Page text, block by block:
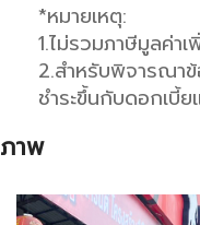
*หมายเหตุ:
1.ไม่รวมภาษีมูลค่า
2.สำหรับพิจารณา
ชำระขึ้นกับดอกเบี้
ภาพ